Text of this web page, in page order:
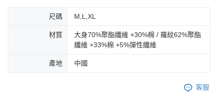
尺碼 M,L,XL
材質
大身70%聚酯纖維 +30%棉 / 羅紋62%聚酯
纖維 +33%棉 +5%彈性纖維
產地 中國
客服